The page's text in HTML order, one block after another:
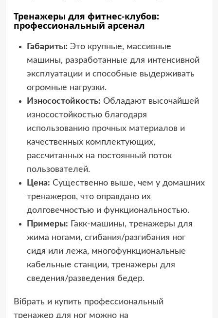
Тренажеры для фитнес-клубов:
профессиональный арсенал
Габариты: Это крупные, массивные
машины, разработанные для интенсивной
эксплуатации и способные выдерживать
огромные нагрузки.
Износостойкость: Обладают высочайшей
износостойкостью благодаря
использованию прочных материалов и
качественных комплектующих,
рассчитанных на постоянный поток
пользователей.
Цена: Существенно выше, чем у домашних
тренажеров, что оправдано их
долговечностью и функциональностью.
Примеры: Гакк-машины, тренажеры для
жима ногами, сгибания/разгибания ног
сидя или лежа, многофункциональные
кабельные станции, тренажеры для
сведения/разведения бедер.
Вібрать и купить профессиональный
тренажер для ног можно на